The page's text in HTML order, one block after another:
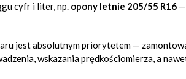
cyfr i liter, np. opony letnie 205/55 R16
jest absolutnym priorytetem —
wskazania prędkościomierza, a